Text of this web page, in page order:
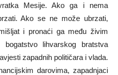
Mesije. Ako ga i nema
Ako se ne može ubrzati,
i pronaći ga među živim
lihvarskog bratstva
zapadnih političara i vlada.
darovima, zapadnjaci